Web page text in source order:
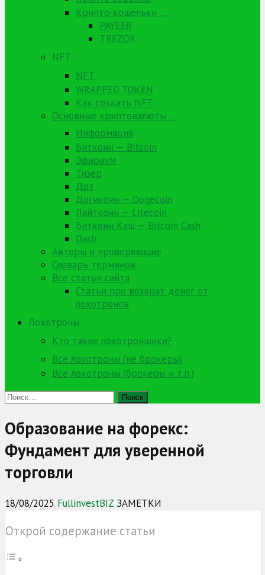
Крипто-кошельки …
PAYEER
TREZOR
NFT
NFT
WRAPPED TOKEN
Как создать NFT
Основные криптовалюты …
Информация
Биткоин — Bitcoin
Эфириум
Тизер
Дот
Догикоин — Dogecoin
Лайткоин — Litecoin
Биткоин Кэш — Bitcoin Cash
Dash
Авторы и проверяющие
Словарь терминов
Все статьи сайта
Статьи про возврат денег от
лохотронов
Лохотроны
Кто такие лохотронщики?
Все лохотроны (не брокеры)
Все лохотроны (брокеры и т.п.)
Найти:
Образование на форекс:
Фундамент для уверенной
торговли
18/08/2025 FullinvestBIZ ЗАМЕТКИ
Открой содержание статьи